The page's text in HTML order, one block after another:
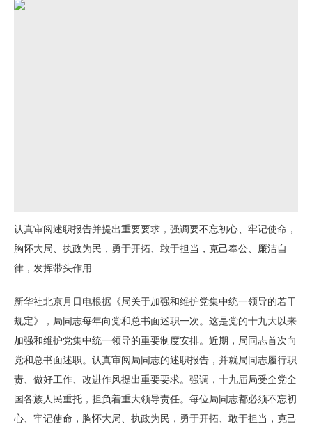
认真审阅述职报告并提出重要要求，强调要不忘初心、牢记使命，
胸怀大局、执政为民，勇于开拓、敢于担当，克己奉公、廉洁自
律，发挥带头作用
新华社北京月日电根据《局关于加强和维护党集中统一领导的若干
规定》，局同志每年向党和总书面述职一次。这是党的十九大以来
加强和维护党集中统一领导的重要制度安排。近期，局同志首次向
党和总书面述职。认真审阅局同志的述职报告，并就局同志履行职
责、做好工作、改进作风提出重要要求。强调，十九届局受全党全
国各族人民重托，担负着重大领导责任。每位局同志都必须不忘初
心、牢记使命，胸怀大局、执政为民，勇于开拓、敢于担当，克己